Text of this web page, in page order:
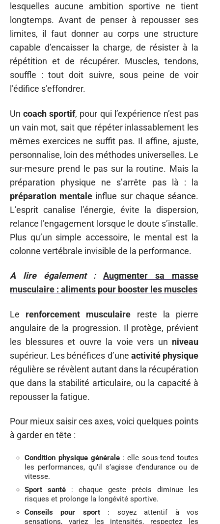
lesquelles aucune ambition sportive ne tient
longtemps. Avant de penser à repousser ses
limites, il faut donner au corps une structure
capable d’encaisser la charge, de résister à la
répétition et de récupérer. Muscles, tendons,
souffle : tout doit suivre, sous peine de voir
l’édifice s’effondrer.
Uncoach sportif, pour qui l’expérience n’est pas
un vain mot, sait que répéter inlassablement les
mêmes exercices ne suffit pas. Il affine, ajuste,
personnalise, loin des méthodes universelles. Le
sur-mesure prend le pas sur la routine. Mais la
préparation physique ne s’arrête pas là : la
préparation mentale influe sur chaque séance.
L’esprit canalise l’énergie, évite la dispersion,
relance l’engagement lorsque le doute s’installe.
Plus qu’un simple accessoire, le mental est la
colonne vertébrale invisible de la performance.
A lire également :
Augmenter sa masse
musculaire : aliments pour booster les muscles
Le renforcement musculaire reste la pierre
angulaire de la progression. Il protège, prévient
les blessures et ouvre la voie vers un niveau
supérieur. Les bénéfices d’une activité physique
régulière se révèlent autant dans la récupération
que dans la stabilité articulaire, ou la capacité à
repousser la fatigue.
Pour mieux saisir ces axes, voici quelques points
à garder en tête :
Condition physique générale: elle sous-tend toutes
les performances, qu’il s’agisse d’endurance ou de
vitesse.
Sport santé : chaque geste précis diminue les
risques et prolonge la longévité sportive.
Conseils pour sport: soyez attentif à vos
sensations, variez les intensités, respectez les